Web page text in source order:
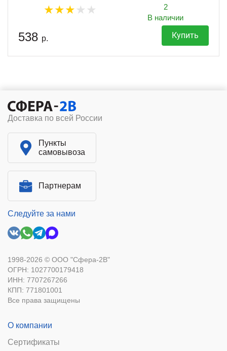
2
В наличии
538 р. Купить
Доставка по всей России
Пункты
самовывоза
Партнерам
Следуйте за нами
1998-2026 © ООО "Сфера-2В"
ОГРН: 1027700179418
ИНН: 7707267266
КПП: 771801001
Все права защищены
О компании
Сертификаты